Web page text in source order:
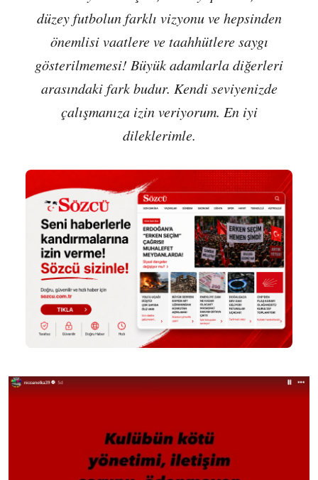
düzey futbolun farklı vizyonu ve hepsinden
önemlisi vaatlere ve taahhütlere saygı
gösterilmemesi! Büyük adamlarla diğerleri
arasındaki fark budur. Kendi seviyenizde
çalışmanıza izin veriyorum. En iyi
dileklerimle.